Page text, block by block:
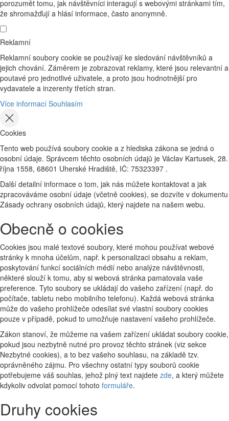
porozumět tomu, jak návštěvníci interagují s webovými stránkami tím,
že shromažďují a hlásí informace, často anonymně.
Reklamní
Reklamní soubory cookie se používají ke sledování návštěvníků a
jejich chování. Záměrem je zobrazovat reklamy, které jsou relevantní a
poutavé pro jednotlivé uživatele, a proto jsou hodnotnější pro
vydavatele a inzerenty třetích stran.
Více informací Souhlasím
Cookies
Tento web používá soubory cookie a z hlediska zákona se jedná o
osobní údaje. Správcem těchto osobních údajů je Václav Kartusek, 28.
října 1558, 68601 Uherské Hradiště, IČ: 75323397 .
Další detailní informace o tom, jak nás můžete kontaktovat a jak
zpracováváme osobní údaje (včetně cookies), se dozvíte v dokumentu
Zásady ochrany osobních údajů, který najdete na našem webu.
Obecně o cookies
Cookies jsou malé textové soubory, které mohou používat webové
stránky k mnoha účelům, např. k personalizaci obsahu a reklam,
poskytování funkcí sociálních médií nebo analýze návštěvnosti,
některé slouží k tomu, aby si webová stránka pamatovala vaše
preference. Tyto soubory se ukládají do vašeho zařízení (např. do
počítače, tabletu nebo mobilního telefonu). Každá webová stránka
může do vašeho prohlížeče odesílat své vlastní soubory cookies
pouze v případě, pokud to umožňuje nastavení vašeho prohlížeče.
Zákon stanoví, že můžeme na vašem zařízení ukládat soubory cookie,
pokud jsou nezbytně nutné pro provoz těchto stránek (viz sekce
Nezbytné cookies), a to bez vašeho souhlasu, na základě tzv.
oprávněného zájmu. Pro všechny ostatní typy souborů cookie
potřebujeme váš souhlas, jehož plný text najdete zde, a který můžete
kdykoliv odvolat pomocí tohoto formuláře.
Druhy cookies